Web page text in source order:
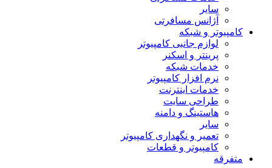
سایر
آژانس مسافرتی
کامپیوتر و شبکه
لوازم جانبی کامپیوتر
پرینتر و اسکنر
خدمات شبکه
نرم افزار کامپیوتر
خدمات اینترنت
طراحی سایت
هاستینگ و دامنه
سایر
تعمیر و نگهداری کامپیوتر
کامپیوتر و قطعات
متفرقه